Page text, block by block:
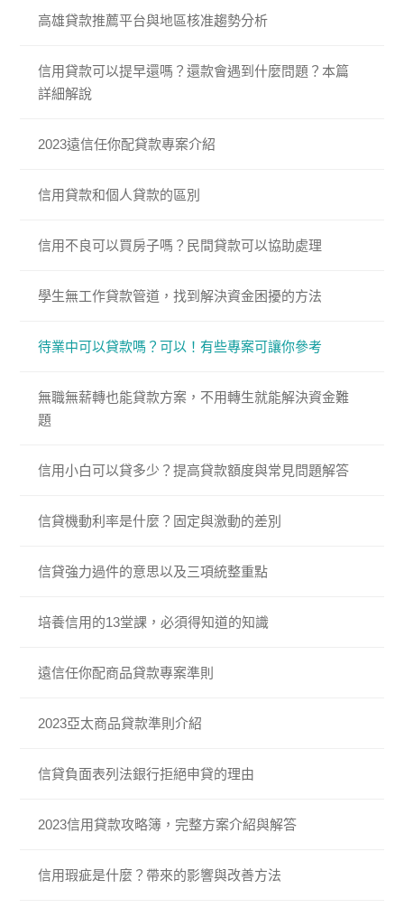
高雄貸款推薦平台與地區核准趨勢分析
信用貸款可以提早還嗎？還款會遇到什麼問題？本篇
詳細解說
2023遠信任你配貸款專案介紹
信用貸款和個人貸款的區別
信用不良可以買房子嗎？民間貸款可以協助處理
學生無工作貸款管道，找到解決資金困擾的方法
待業中可以貸款嗎？可以！有些專案可讓你參考
無職無薪轉也能貸款方案，不用轉生就能解決資金難
題
信用小白可以貸多少？提高貸款額度與常見問題解答
信貸機動利率是什麼？固定與激動的差別
信貸強力過件的意思以及三項統整重點
培養信用的13堂課，必須得知道的知識
遠信任你配商品貸款專案準則
2023亞太商品貸款準則介紹
信貸負面表列法銀行拒絕申貸的理由
2023信用貸款攻略簿，完整方案介紹與解答
信用瑕疵是什麼？帶來的影響與改善方法